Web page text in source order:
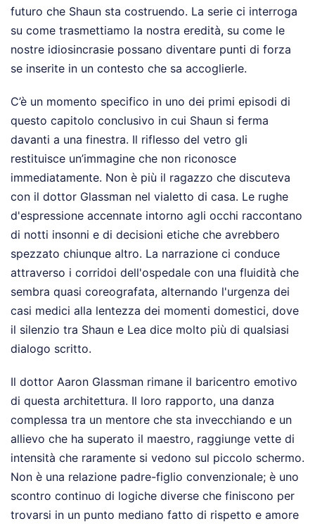
futuro che Shaun sta costruendo. La serie ci interroga
su come trasmettiamo la nostra eredità, su come le
nostre idiosincrasie possano diventare punti di forza
se inserite in un contesto che sa accoglierle.
C’è un momento specifico in uno dei primi episodi di
questo capitolo conclusivo in cui Shaun si ferma
davanti a una finestra. Il riflesso del vetro gli
restituisce un’immagine che non riconosce
immediatamente. Non è più il ragazzo che discuteva
con il dottor Glassman nel vialetto di casa. Le rughe
d'espressione accennate intorno agli occhi raccontano
di notti insonni e di decisioni etiche che avrebbero
spezzato chiunque altro. La narrazione ci conduce
attraverso i corridoi dell'ospedale con una fluidità che
sembra quasi coreografata, alternando l'urgenza dei
casi medici alla lentezza dei momenti domestici, dove
il silenzio tra Shaun e Lea dice molto più di qualsiasi
dialogo scritto.
Il dottor Aaron Glassman rimane il baricentro emotivo
di questa architettura. Il loro rapporto, una danza
complessa tra un mentore che sta invecchiando e un
allievo che ha superato il maestro, raggiunge vette di
intensità che raramente si vedono sul piccolo schermo.
Non è una relazione padre-figlio convenzionale; è uno
scontro continuo di logiche diverse che finiscono per
trovarsi in un punto mediano fatto di rispetto e amore